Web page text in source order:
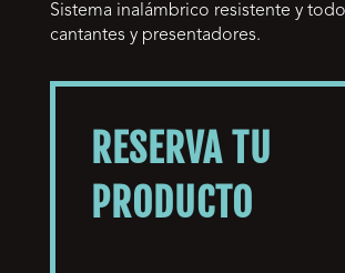
Sistema inalámbrico resistente y
cantantes y presentadores.
RESERVA TU
PRODUCTO